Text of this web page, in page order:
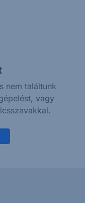
nem találtunk
vagy